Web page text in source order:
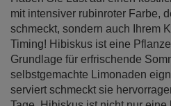
selbstgemachte Limonaden
serviert schmeckt sie
Tage. Hibiskus ist nicht nur
getrocknete Hibiskusblüten sind
wertvollen Eigenschaften und
Geschmack, der von Menschen
geschätzt wird. Kommen Sie